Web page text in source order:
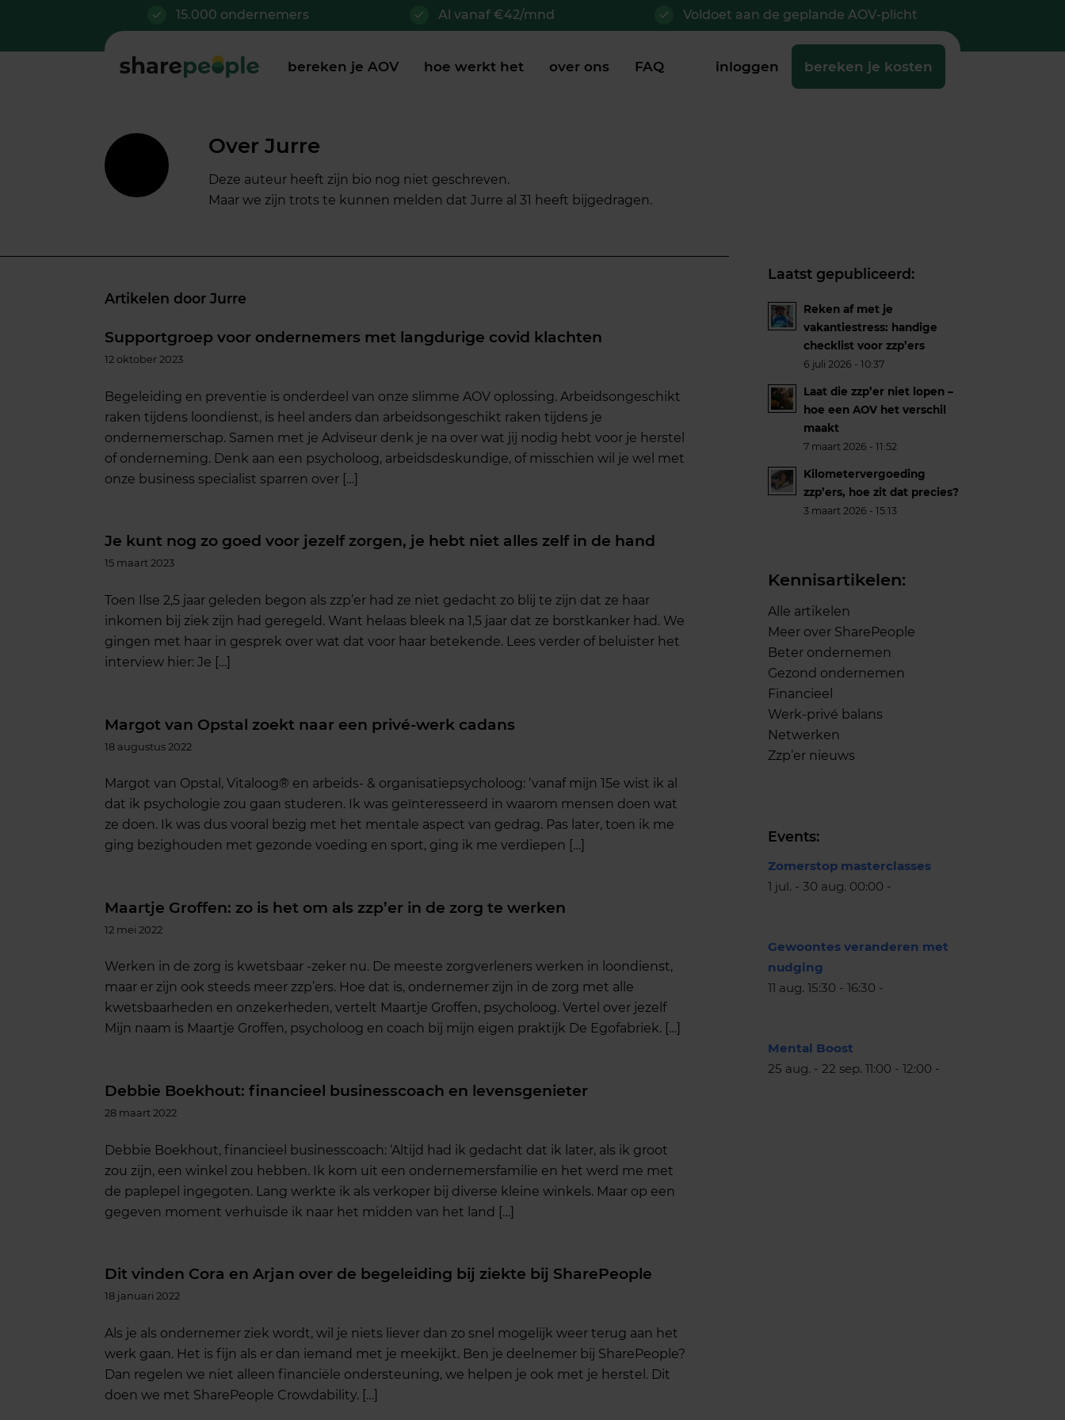
15.000 ondernemers Al vanaf €42/mnd Voldoet aan de geplande AOV-plicht
bereken je AOV hoe werkt het over ons FAQ inloggen bereken je kosten
Over Jurre
Deze auteur heeft zijn bio nog niet geschreven.
Maar we zijn trots te kunnen melden dat Jurre al 31 heeft bijgedragen.
Artikelen door Jurre
Supportgroep voor ondernemers met langdurige covid klachten
12 oktober 2023
Begeleiding en preventie is onderdeel van onze slimme AOV oplossing. Arbeidsongeschikt
raken tijdens loondienst, is heel anders dan arbeidsongeschikt raken tijdens je
ondernemerschap. Samen met je Adviseur denk je na over wat jij nodig hebt voor je herstel
of onderneming. Denk aan een psycholoog, arbeidsdeskundige, of misschien wil je wel met
onze business specialist sparren over […]
Je kunt nog zo goed voor jezelf zorgen, je hebt niet alles zelf in de hand
15 maart 2023
Toen Ilse 2,5 jaar geleden begon als zzp’er had ze niet gedacht zo blij te zijn dat ze haar
inkomen bij ziek zijn had geregeld. Want helaas bleek na 1,5 jaar dat ze borstkanker had. We
gingen met haar in gesprek over wat dat voor haar betekende. Lees verder of beluister het
interview hier: Je […]
Margot van Opstal zoekt naar een privé-werk cadans
18 augustus 2022
Margot van Opstal, Vitaloog® en arbeids- & organisatiepsycholoog: ‘vanaf mijn 15e wist ik al
dat ik psychologie zou gaan studeren. Ik was geïnteresseerd in waarom mensen doen wat
ze doen. Ik was dus vooral bezig met het mentale aspect van gedrag. Pas later, toen ik me
ging bezighouden met gezonde voeding en sport, ging ik me verdiepen […]
Maartje Groffen: zo is het om als zzp’er in de zorg te werken
12 mei 2022
Werken in de zorg is kwetsbaar -zeker nu. De meeste zorgverleners werken in loondienst,
maar er zijn ook steeds meer zzp’ers. Hoe dat is, ondernemer zijn in de zorg met alle
kwetsbaarheden en onzekerheden, vertelt Maartje Groffen, psycholoog. Vertel over jezelf
Mijn naam is Maartje Groffen, psycholoog en coach bij mijn eigen praktijk De Egofabriek. […]
Debbie Boekhout: financieel businesscoach en levensgenieter
28 maart 2022
Debbie Boekhout, financieel businesscoach: ‘Altijd had ik gedacht dat ik later, als ik groot
zou zijn, een winkel zou hebben. Ik kom uit een ondernemersfamilie en het werd me met
de paplepel ingegoten. Lang werkte ik als verkoper bij diverse kleine winkels. Maar op een
gegeven moment verhuisde ik naar het midden van het land […]
Dit vinden Cora en Arjan over de begeleiding bij ziekte bij SharePeople
18 januari 2022
Als je als ondernemer ziek wordt, wil je niets liever dan zo snel mogelijk weer terug aan het
werk gaan. Het is fijn als er dan iemand met je meekijkt. Ben je deelnemer bij SharePeople?
Dan regelen we niet alleen financiële ondersteuning, we helpen je ook met je herstel. Dit
doen we met SharePeople Crowdability. […]
Laatst gepubliceerd:
Reken af met je
vakantiestress: handige
checklist voor zzp’ers
6 juli 2026 - 10:37
Laat die zzp’er niet lopen –
hoe een AOV het verschil
maakt
7 maart 2026 - 11:52
Kilometervergoeding
zzp’ers, hoe zit dat precies?
3 maart 2026 - 15:13
Kennisartikelen:
Alle artikelen
Meer over SharePeople
Beter ondernemen
Gezond ondernemen
Financieel
Werk-privé balans
Netwerken
Zzp’er nieuws
Events:
Zomerstop masterclasses
1 jul. - 30 aug. 00:00 -
Gewoontes veranderen met
nudging
11 aug. 15:30 - 16:30 -
Mental Boost
25 aug. - 22 sep. 11:00 - 12:00 -